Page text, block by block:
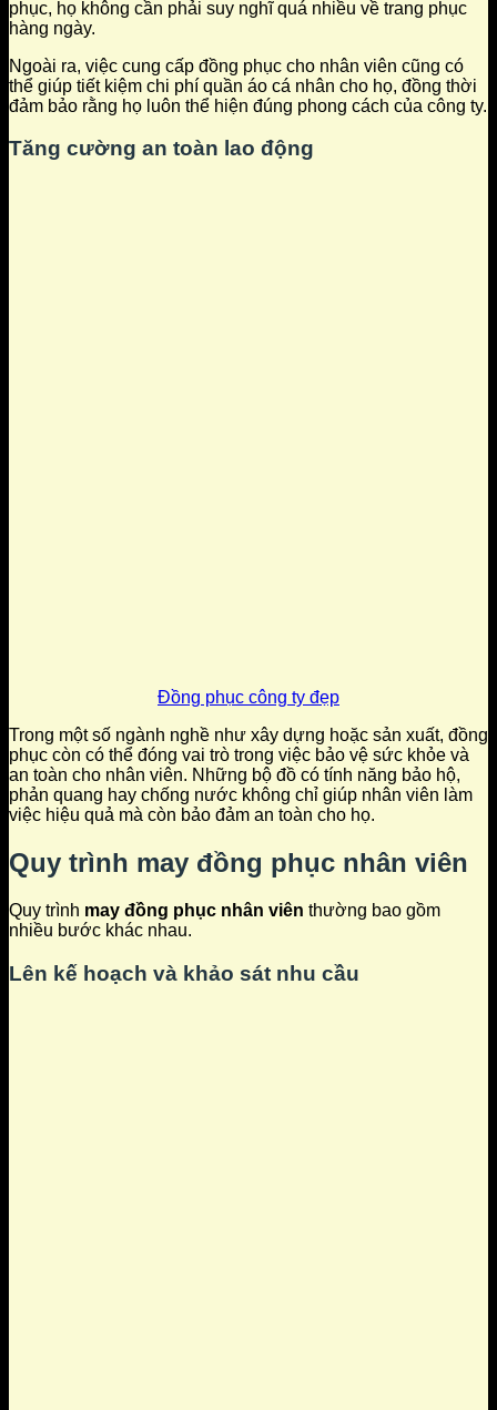
phục, họ không cần phải suy nghĩ quá nhiều về trang phục
hàng ngày.
Ngoài ra, việc cung cấp đồng phục cho nhân viên cũng có
thể giúp tiết kiệm chi phí quần áo cá nhân cho họ, đồng thời
đảm bảo rằng họ luôn thể hiện đúng phong cách của công ty.
Tăng cường an toàn lao động
Đồng phục công ty đẹp
Trong một số ngành nghề như xây dựng hoặc sản xuất, đồng
phục còn có thể đóng vai trò trong việc bảo vệ sức khỏe và
an toàn cho nhân viên. Những bộ đồ có tính năng bảo hộ,
phản quang hay chống nước không chỉ giúp nhân viên làm
việc hiệu quả mà còn bảo đảm an toàn cho họ.
Quy trình may đồng phục nhân viên
Quy trình may đồng phục nhân viên thường bao gồm
nhiều bước khác nhau.
Lên kế hoạch và khảo sát nhu cầu